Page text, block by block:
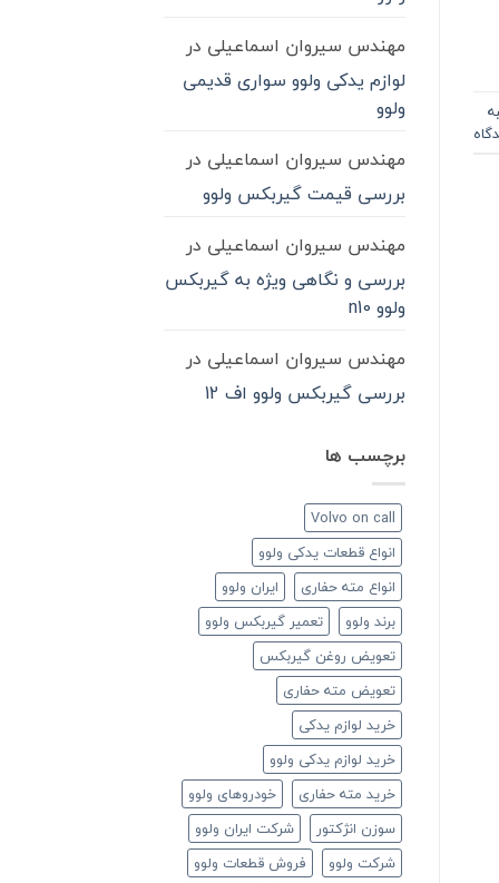
مهندس سیروان اسماعیلی در
لوازم یدکی ولوو سواری قدیمی
ولوو
مهندس سیروان اسماعیلی در
بررسی قیمت گیربکس ولوو
مهندس سیروان اسماعیلی در
بررسی و نگاهی ویژه به گیربکس
ولوو n10
مهندس سیروان اسماعیلی در
بررسی گیربکس ولوو اف 12
برچسب ها
Volvo on call
انواع قطعات یدکی ولوو
انواع مته حفاری
ایران ولوو
برند ولوو
تعمیر گیربکس ولوو
تعویض روغن گیربکس
تعویض مته حفاری
خرید لوازم یدکی
خرید لوازم یدکی ولوو
خرید مته حفاری
خودروهای ولوو
سوزن انژکتور
شرکت ایران ولوو
شرکت ولوو
فروش قطعات ولوو